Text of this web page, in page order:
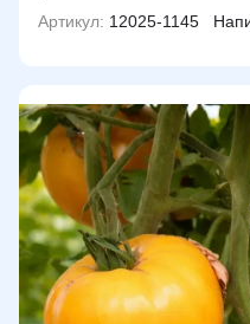
Артикул: 12025-1145